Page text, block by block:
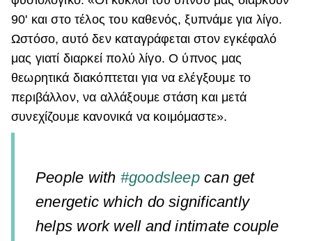
Women's Forum
Hautes Grecians
Market News
90' και στο τέλος του καθενός, ξυπνάμε για λίγο.
Ωστόσο, αυτό δεν καταγράφεται στον εγκέφαλό
μας γιατί διαρκεί πολύ λίγο. Ο ύπνος μας
θεωρητικά διακόπτεται για να ελέγξουμε το
περιβάλλον, να αλλάξουμε στάση και μετά
συνεχίζουμε κανονικά να κοιμόμαστε».
People with #goodsleepcan get
energetic which do significantly
helps work well and intimate couple